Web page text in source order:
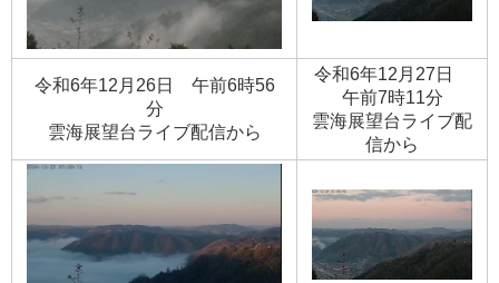
令和6年12月26日 午前6時56
分
​雲海展望台ライブ配信から
令和6年12月27日
午前7時11分
​雲海展望台ライブ配
信から